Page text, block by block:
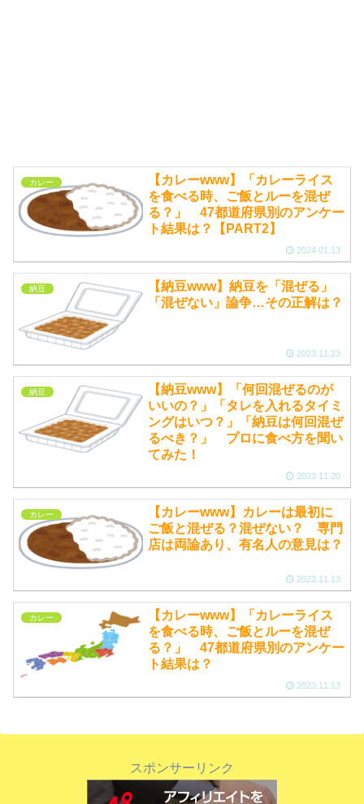
カレー
【カレーwww】「カレーライス
を食べる時、ご飯とルーを混ぜ
る？」 47都道府県別のアンケー
ト結果は？【PART2】
2024.01.13
納豆
【納豆www】納豆を「混ぜる」
「混ぜない」論争…その正解は？
2023.11.23
納豆
【納豆www】「何回混ぜるのが
いいの？」「タレを入れるタイミ
ングはいつ？」「納豆は何回混ぜ
るべき？」 プロに食べ方を聞い
てみた！
2023.11.20
カレー
【カレーwww】カレーは最初に
ご飯と混ぜる？混ぜない？ 専門
店は両論あり、有名人の意見は？
2023.11.13
カレー
【カレーwww】「カレーライス
を食べる時、ご飯とルーを混ぜ
る？」 47都道府県別のアンケー
ト結果は？
2023.11.13
スポンサーリンク